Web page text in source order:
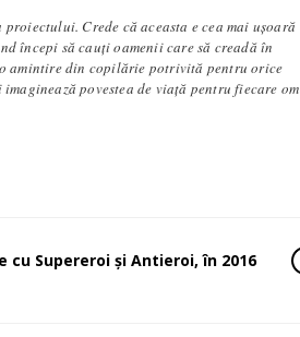
Crede că aceasta e cea mai ușoară
începi să cauți oamenii care să creadă în
amintire din copilărie potrivită pentru orice
povestea de viață pentru fiecare om
cu Supereroi și Antieroi, în 2016